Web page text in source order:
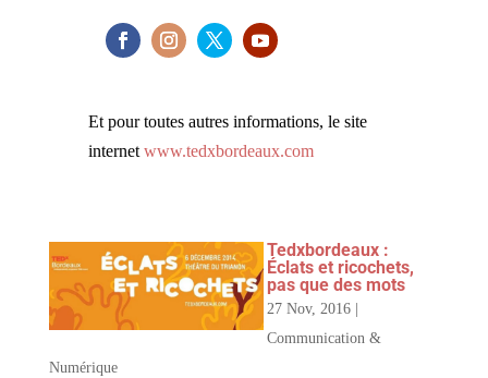
Et pour toutes autres informations, le site
internetwww.tedxbordeaux.com
Tedxbordeaux :
Éclats et ricochets,
pas que des mots
27 Nov, 2016
Communication &
Numérique